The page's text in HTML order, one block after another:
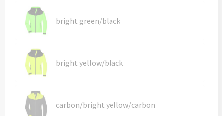
Ondergoed, Sokken en Nachtkleding
Vesten
Bivakmuts test
bright green/black
bright yellow/black
carbon/bright yellow/carbon